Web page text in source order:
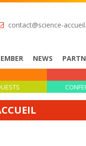
contact@science-
NEWS